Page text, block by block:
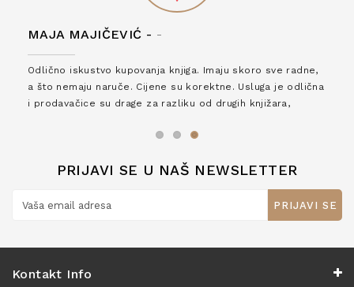
MAJA MAJIČEVIĆ - -
Odlično iskustvo kupovanja knjiga. Imaju skoro sve radne,
a što nemaju naruče. Cijene su korektne. Usluga je odlična
i prodavačice su drage za razliku od drugih knjižara,
PRIJAVI SE U NAŠ NEWSLETTER
PRIJAVI SE
Kontakt Info